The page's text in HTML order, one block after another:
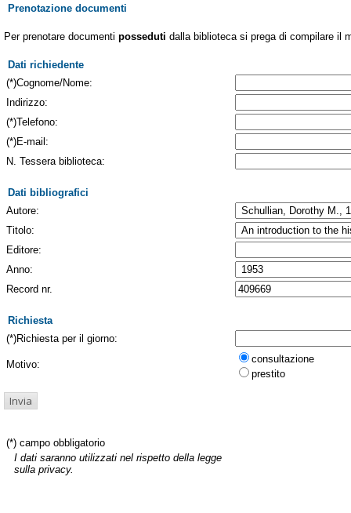
Prenotazione documenti
Per prenotare documenti posseduti dalla biblioteca si prega di compilare il
Dati richiedente
(*)Cognome/Nome:
Indirizzo:
(*)Telefono:
(*)E-mail:
N. Tessera biblioteca:
Dati bibliografici
Autore:
Titolo:
Editore:
Anno:
Record nr.
Richiesta
(*)Richiesta per il giorno:
Motivo:
consultazione
prestito
(*) campo obbligatorio
I dati saranno utilizzati nel rispetto della legge
sulla privacy.